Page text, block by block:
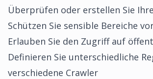
Überprüfen oder erstellen Sie
Schützen Sie sensible Bereiche
Erlauben Sie den Zugriff auf
Definieren Sie unterschiedliche
verschiedene Crawler